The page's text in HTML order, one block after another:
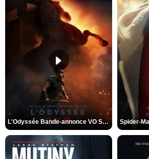
L'Odyssée Bande-annonce VO STFR